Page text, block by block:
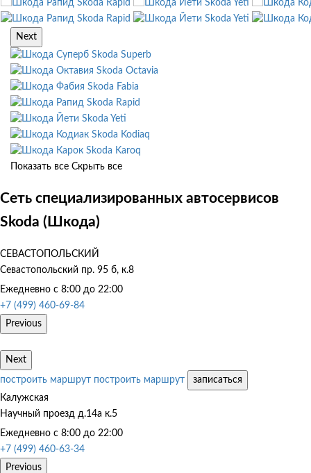
Skoda Rapid
Skoda Yeti
Skoda Rapid
Skoda Yeti
Next
Skoda Superb
Skoda Octavia
Skoda Fabia
Skoda Rapid
Skoda Yeti
Skoda Kodiaq
Skoda Karoq
Показать все Скрыть все
Сеть специализированных автосервисов
Skoda (Шкода)
СЕВАСТОПОЛЬСКИЙ
Севастопольский пр. 95 б, к.8
Ежедневно с 8:00 до 22:00
+7 (499) 460-69-84
Previous
Next
построить маршрут построить маршрут
записаться
Калужская
Научный проезд д.14а к.5
Ежедневно с 8:00 до 22:00
+7 (499) 460-63-34
Previous